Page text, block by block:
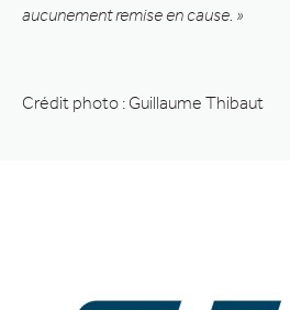
aucunement remise en cause. »
Crédit photo : Guillaume Thibaut